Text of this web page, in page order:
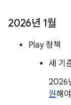
2026년 1월
Play 정책
새 기
2026
원해